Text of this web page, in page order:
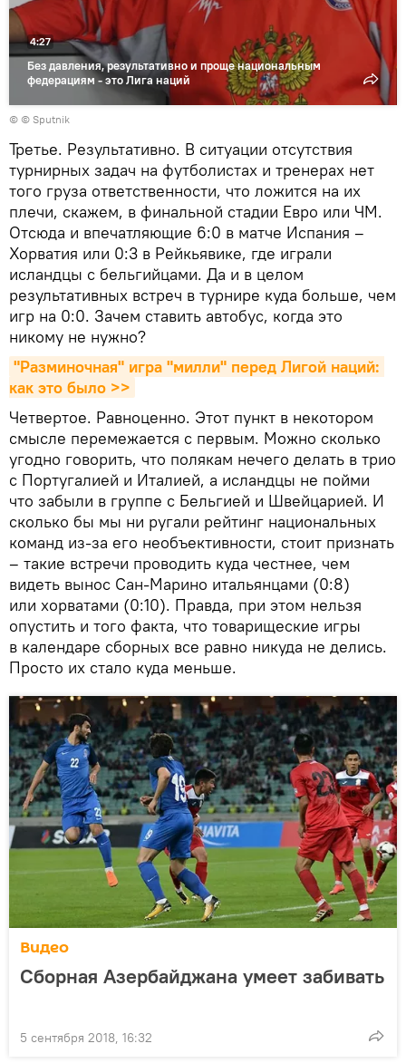
Без давления, результативно и проще национальным
федерациям - это Лига наций
4:27
© © Sputnik
Третье. Результативно. В ситуации отсутствия
турнирных задач на футболистах и тренерах нет
того груза ответственности, что ложится на их
плечи, скажем, в финальной стадии Евро или ЧМ.
Отсюда и впечатляющие 6:0 в матче Испания –
Хорватия или 0:3 в Рейкьявике, где играли
исландцы с бельгийцами. Да и в целом
результативных встреч в турнире куда больше, чем
игр на 0:0. Зачем ставить автобус, когда это
никому не нужно?
"Разминочная" игра "милли" перед Лигой наций:
как это было >>
Четвертое. Равноценно. Этот пункт в некотором
смысле перемежается с первым. Можно сколько
угодно говорить, что полякам нечего делать в трио
с Португалией и Италией, а исландцы не пойми
что забыли в группе с Бельгией и Швейцарией. И
сколько бы мы ни ругали рейтинг национальных
команд из-за его необъективности, стоит признать
– такие встречи проводить куда честнее, чем
видеть вынос Сан-Марино итальянцами (0:8)
или хорватами (0:10). Правда, при этом нельзя
опустить и того факта, что товарищеские игры
в календаре сборных все равно никуда не делись.
Просто их стало куда меньше.
Видео
Сборная Азербайджана умеет забивать
5 сентября 2018, 16:32